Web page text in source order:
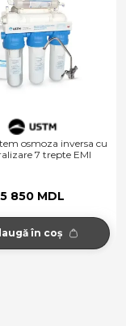
osmoza inversa cu
7 trepte EMI
5 850 MDL
în coș